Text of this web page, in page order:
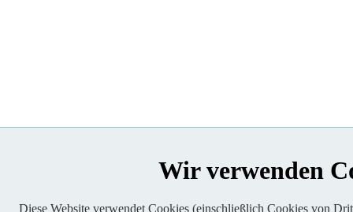
Wir verwenden
Diese Website verwendet Cookies (einschließlich Cookies von